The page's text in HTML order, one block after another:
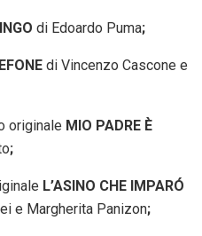
di Edoardo Puma;
di Vincenzo Cascone e
originale MIO PADRE È
;
L’ASINO CHE IMPARÓ
e Margherita Panizon;